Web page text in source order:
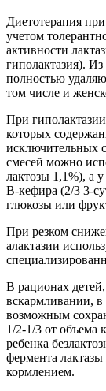
Диетотерапия
учетом
активности
гиполактазия).
полностью
том числе и
При
которых
исключительных
смесей можно
лактозы 1,1%), а
В-кефира (2/3 3-
глюкозы или
При резком
алактазии
В рационах
вскармливании, в
возможным
1/2-1/3 от объема
ребенка
фермента
кормлением.